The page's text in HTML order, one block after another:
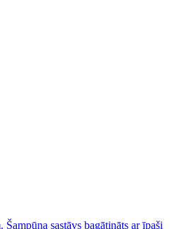
sastāvs bagātināts ar īpaši